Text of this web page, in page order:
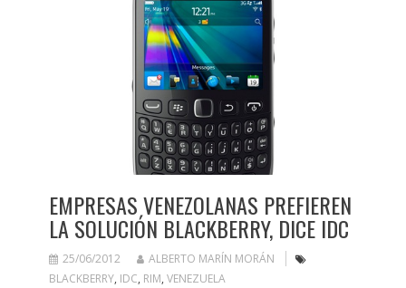
EMPRESAS VENEZOLANAS PREFIEREN
LA SOLUCIÓN BLACKBERRY, DICE IDC
25/06/2012
ALBERTO MARÍN MORÁN
BLACKBERRY, IDC, RIM, VENEZUELA